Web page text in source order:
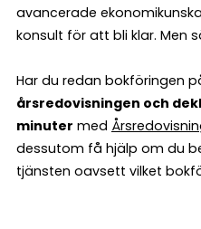
avancerade
konsult för att bli klar. Men
Har du redan bokföringen
årsredovisningen och
minuter med
dessutom få hjälp om du
tjänsten oavsett vilket